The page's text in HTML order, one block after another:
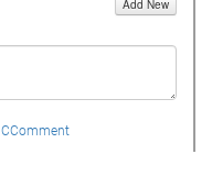
Add New
CComment